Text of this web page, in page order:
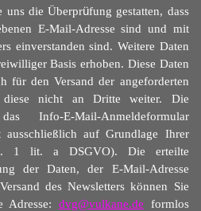
uns die Überprüfung gestatten, dass
E-Mail-Adresse sind und mit
einverstanden sind. Weitere Daten
Basis erhoben. Diese Daten
für den Versand der angeforderten
diese nicht an Dritte weiter. Die
Info-E-Mail-Anmeldeformular
ausschließlich auf Grundlage Ihrer
1 lit. a DSGVO). Die erteilte
der Daten, der E-Mail-Adresse
des Newsletters können Sie
Adresse: dvg@vulkane.de formlos